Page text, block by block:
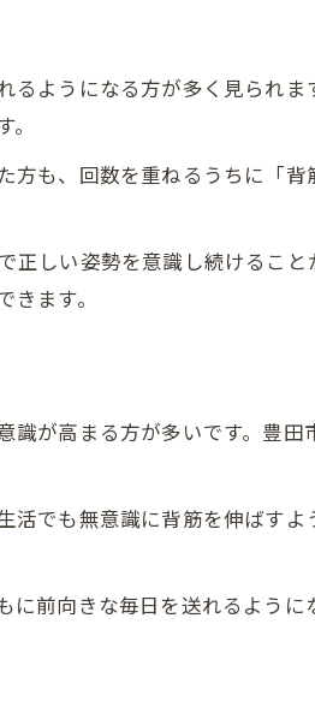
続く意識改革で効果をキープ
整体で意識的に整える習慣化
持には毎日の意識が不可欠
かす日常の意識づくりを習慣に
整体の満足度が変わるのか
度の差は意識の違いから生まれ
で意識が変わる驚きの実感談
は意識と相性を重視するのがコ
ようになる方が多く見られ
も、回数を重ねるうちに「
しい姿勢を意識し続けるこ
ます。
が高まる方が多いです。豊
でも無意識に背筋を伸ばす
前向きな毎日を送れるよう